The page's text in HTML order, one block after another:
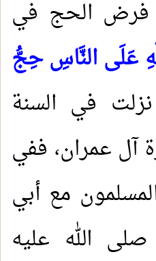
فرض الحج في
عَلَى النَّاسِ حِجُّ
نزلت في السنة
آل عمران، ففي
مع أبي
صلى الله عليه